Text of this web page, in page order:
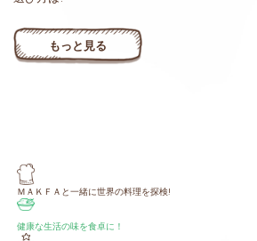
もっと見る
ＭＡＫＦＡと一緒に世界の料理を探検!
健康な生活の味を食卓に！